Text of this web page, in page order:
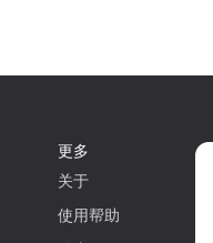
更多
关于
使用帮助